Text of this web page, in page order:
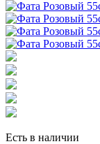
Есть в наличии